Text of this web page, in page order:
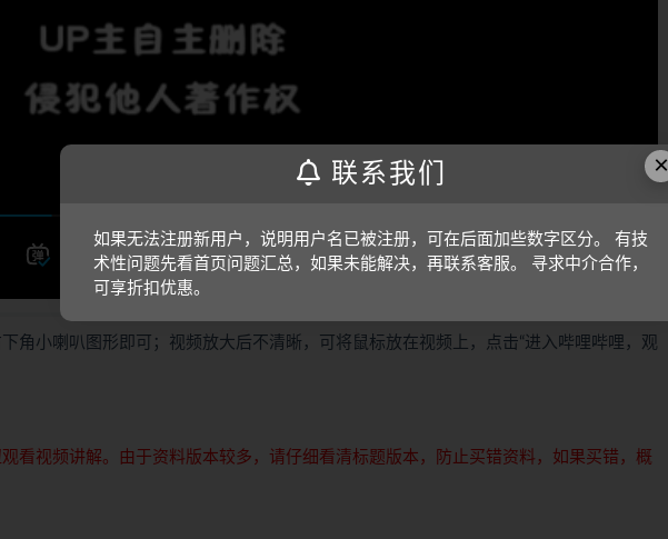
角小喇叭图形即可；视频放大后不清晰，可将鼠标放在视频上，点击“进入哔哩哔哩，观
看视频讲解。由于资料版本较多，请仔细看清标题版本，防止买错资料，如果买错，概
×
联系我们
如果无法注册新用户，说明用户名已被注册，可在后面加些数字区分。 有技
术性问题先看首页问题汇总，如果未能解决，再联系客服。 寻求中介合作，
可享折扣优惠。